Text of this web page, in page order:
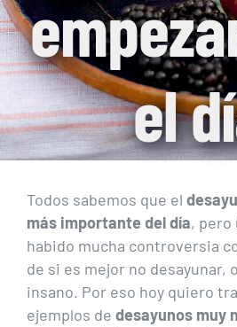
el
Todos sabemos que el
más importante del día, pero
habido mucha controversia
de si es mejor no desayunar,
insano. Por eso hoy quiero
ejemplos de desayunos muy